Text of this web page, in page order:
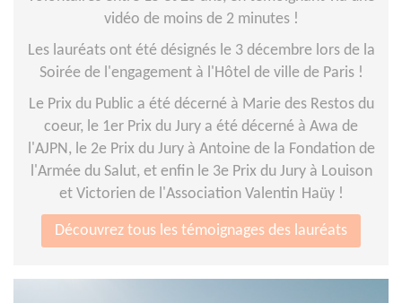
vidéo de moins de 2 minutes !
Les lauréats ont été désignés le 3 décembre lors de la
Soirée de l'engagement à l'Hôtel de ville de Paris !
Le Prix du Public a été décerné à Marie des Restos du
coeur, le 1er Prix du Jury a été décerné à Awa de
l'AJPN, le 2e Prix du Jury à Antoine de la Fondation de
l'Armée du Salut, et enfin le 3e Prix du Jury à Louison
et Victorien de l'Association Valentin Haüy !
Découvrez tous les témoignages des lauréats